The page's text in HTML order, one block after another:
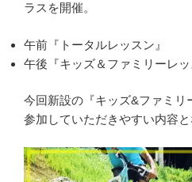
ラスを開催。
午前『トータルレッスン』
午後『キッズ＆ファミリーレッ
今回新設の『キッズ&ファミリ
参加していただきやすい内容と